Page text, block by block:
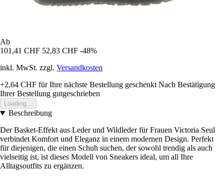
Ab
101,41 CHF 52,83 CHF -48%
inkl. MwSt. zzgl. Versandkosten
+2,64 CHF für Ihre nächste Bestellung geschenkt Nach Bestätigung
Ihrer Bestellung gutgeschrieben
Loading...
Beschreibung
Der Basket-Effekt aus Leder und Wildleder für Frauen Victoria Seul
verbindet Komfort und Eleganz in einem modernen Design. Perfekt
für diejenigen, die einen Schuh suchen, der sowohl trendig als auch
vielseitig ist, ist dieses Modell von Sneakers ideal, um all Ihre
Alltagsoutfits zu ergänzen.